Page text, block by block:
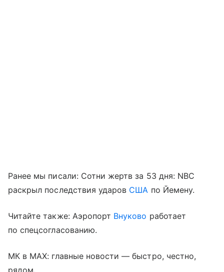
Ранее мы писали: Сотни жертв за 53 дня: NBC
раскрыл последствия ударов США по Йемену.
Читайте также: Аэропорт Внуково работает
по спецсогласованию.
МК в MAX: главные новости — быстро, честно,
рядом.